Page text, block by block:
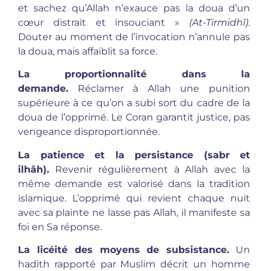
et sachez qu’Allah n’exauce pas la doua d’un
cœur distrait et insouciant » (At-Tirmidhî).
Douter au moment de l’invocation n’annule pas
la doua, mais affaiblit sa force.
La proportionnalité dans la
demande. Réclamer à Allah une punition
supérieure à ce qu’on a subi sort du cadre de la
doua de l’opprimé. Le Coran garantit justice, pas
vengeance disproportionnée.
La patience et la persistance (sabr et
ilhâh). Revenir régulièrement à Allah avec la
même demande est valorisé dans la tradition
islamique. L’opprimé qui revient chaque nuit
avec sa plainte ne lasse pas Allah, il manifeste sa
foi en Sa réponse.
La licéité des moyens de subsistance. Un
hadith rapporté par Muslim décrit un homme